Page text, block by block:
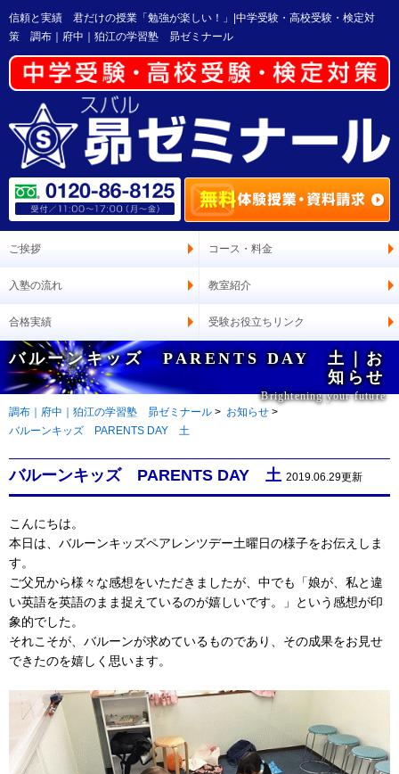
信頼と実績 君だけの授業「勉強が楽しい！」|中学受験・高校受験・検定対
策 調布｜府中｜狛江の学習塾 昴ゼミナール
ご挨拶 コース・料金
入塾の流れ 教室紹介
合格実績 受験お役立ちリンク
バルーンキッズ PARENTS DAY 土｜お
知らせ
Brightening your future
調布｜府中｜狛江の学習塾 昴ゼミナール > お知らせ >
バルーンキッズ PARENTS DAY 土
バルーンキッズ PARENTS DAY 土 2019.06.29更新
こんにちは。
本日は、バルーンキッズペアレンツデー土曜日の様子をお伝えしま
す。
ご父兄から様々な感想をいただきましたが、中でも「娘が、私と違
い英語を英語のまま捉えているのが嬉しいです。」という感想が印
象的でした。
それこそが、バルーンが求めているものであり、その成果をお見せ
できたのを嬉しく思います。